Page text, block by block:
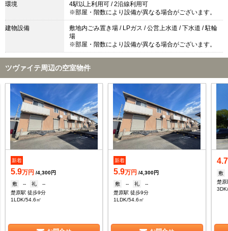
環境
4駅以上利用可 / 2沿線利用可
※部屋・階数により設備が異なる場合がございます。
建物設備
敷地内ごみ置き場 / LPガス / 公営上水道 / 下水道 / 駐輪
場
※部屋・階数により設備が異なる場合がございます。
ツヴァイテ周辺の空室物件
新着
5.9万円 /4,300円
敷
-- 礼
--
楚原駅 徒歩9分
1LDK/54.6㎡
新着
5.9万円 /4,300円
敷
-- 礼
--
楚原駅 徒歩9分
1LDK/54.6㎡
4.7
敷
楚原